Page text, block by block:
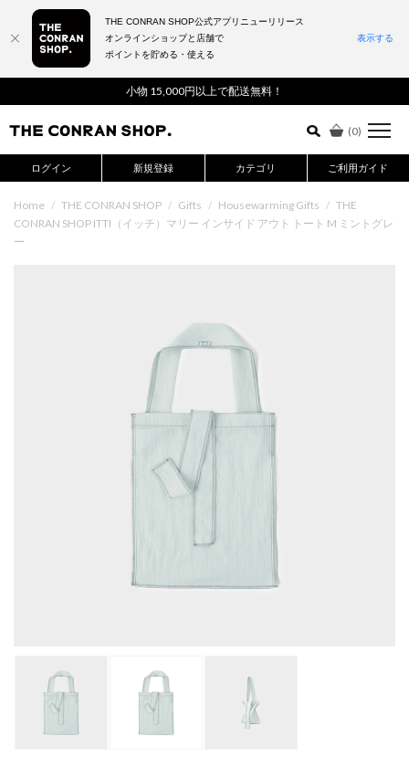
小物 15,000円以上で配送無料！
(0)
ログイン 新規登録 カテゴリ ご利用ガイド
詳細検索はこちら
Home / THE CONRAN SHOP / Gifts / Housewarming Gifts / THE
CONRAN SHOP ITTI（イッチ）マリー インサイド アウト トート M ミントグレ
ー
THE CONRAN SHOP公式アプリニューリリース
オンラインショップと店舗で
ポイントを貯める・使える
表示する